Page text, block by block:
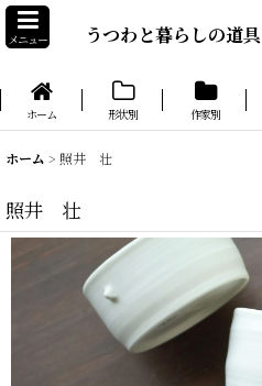
メニュー うつわと暮らしの
ホーム 形状別 作家別
ホーム > 照井 壮
照井 壮